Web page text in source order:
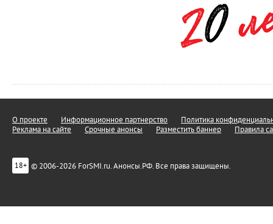
О проекте Информационное партнерство
Политика
Реклама на сайте
Срочные анонсы Разместить баннер Правила
18+ © 2006-2026 ForSMI.ru. Анонсы.РФ. Все права защищены.